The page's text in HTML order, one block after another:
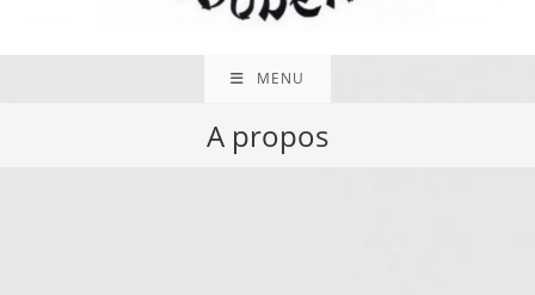
MENU
A propos